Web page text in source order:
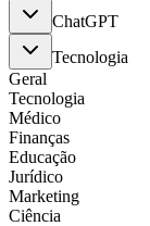
ChatGPT
Tecnologia
Geral
Tecnologia
Médico
Finanças
Educação
Jurídico
Marketing
Ciência